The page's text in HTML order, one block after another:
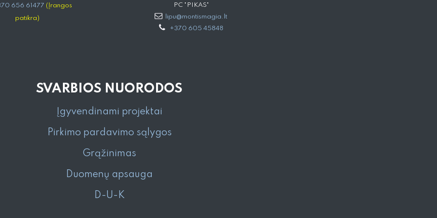
656 61477 (Įrangos
patikra)
PC "PIKAS"
lipu@montismagia.lt
+370 605 45848
SVARBIOS NUORODOS
Įgyvendinami projektai
Pirkimo pardavimo sąlygos
Grąžinimas
Duomenų apsauga
D-U-K